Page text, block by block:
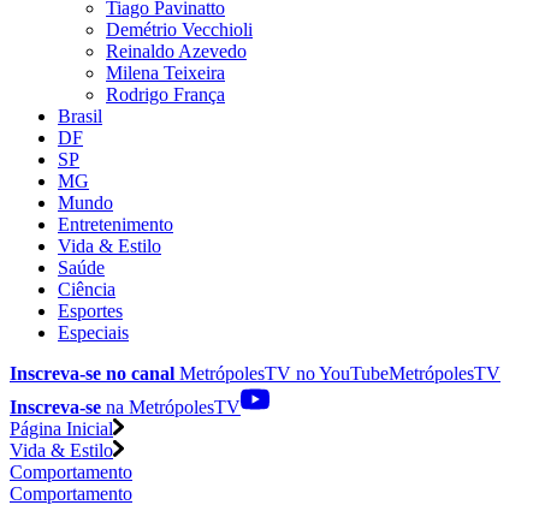
Tiago Pavinatto
Demétrio Vecchioli
Reinaldo Azevedo
Milena Teixeira
Rodrigo França
Brasil
DF
SP
MG
Mundo
Entretenimento
Vida & Estilo
Saúde
Ciência
Esportes
Especiais
Inscreva-se no canal MetrópolesTV noYouTubeMetrópolesTV
Inscreva-se na MetrópolesTV
Página Inicial
Vida & Estilo
Comportamento
Comportamento